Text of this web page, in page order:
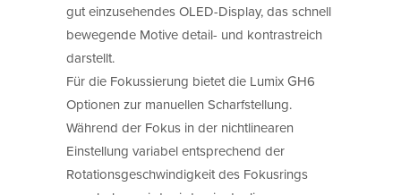
gut einzusehendes OLED-Display, das schnell
bewegende Motive detail- und kontrastreich
darstellt.
Für die Fokussierung bietet die Lumix GH6
Optionen zur manuellen Scharfstellung.
Während der Fokus in der nichtlinearen
Einstellung variabel entsprechend der
Rotationsgeschwindigkeit des Fokusrings